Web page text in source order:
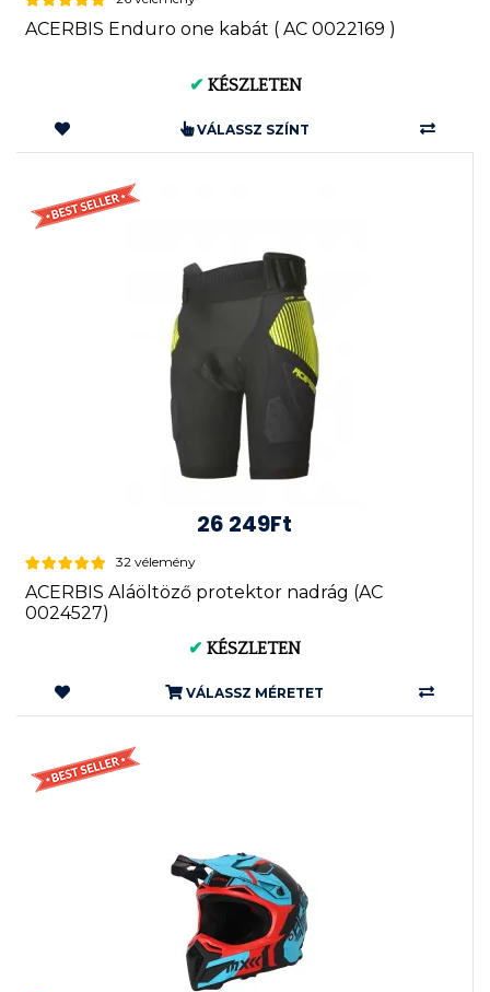
ACERBIS Enduro one kabát ( AC 0022169 )
✔ KÉSZLETEN
VÁLASSZ SZÍNT
26 249Ft
32 vélemény
ACERBIS Aláöltöző protektor nadrág (AC
0024527)
✔ KÉSZLETEN
VÁLASSZ MÉRETET